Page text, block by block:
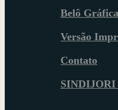
Belô Gráfica
Versão
Contato